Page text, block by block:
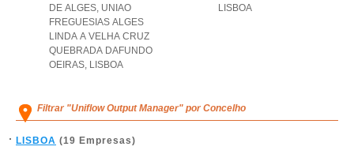
DE ALGES, UNIAO
FREGUESIAS ALGES
LINDA A VELHA CRUZ
QUEBRADA DAFUNDO
OEIRAS, LISBOA
LISBOA
Filtrar "Uniflow Output Manager" por Concelho
LISBOA (19 Empresas)